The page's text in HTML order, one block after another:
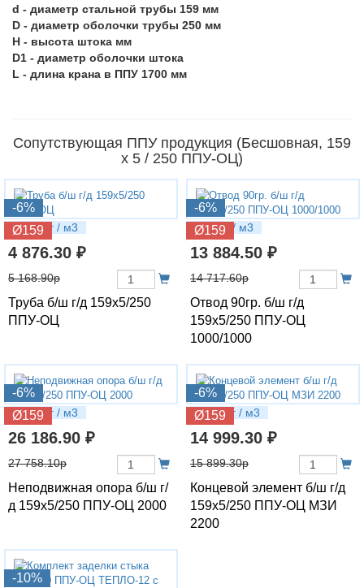
d - диаметр стальной трубы 159 мм
D - диаметр оболочки трубы 250 мм
H - высота штока мм
D1 - диаметр оболочки штока
L - длина крана в ППУ 1700 мм
Сопутствующая ППУ продукция (Бесшовная, 159
х 5 / 250 ППУ-ОЦ)
-6%
Ø159
28.63 кг / м3
4 876.30 ₽
5 168.90р
Труба б/ш г/д 159х5/250
ППУ-ОЦ
-6%
Ø159
57.3 кг / м3
13 884.50 ₽
14 717.60р
Отвод 90гр. б/ш г/д
159х5/250 ППУ-ОЦ
1000/1000
-6%
Ø159
73.19 кг / м3
26 186.90 ₽
27 758.10р
Неподвижная опора б/ш г/
д 159х5/250 ППУ-ОЦ 2000
-6%
Ø159
63.32 кг / м3
14 999.30 ₽
15 899.30р
Концевой элемент б/ш г/д
159х5/250 ППУ-ОЦ МЗИ
2200
-10%